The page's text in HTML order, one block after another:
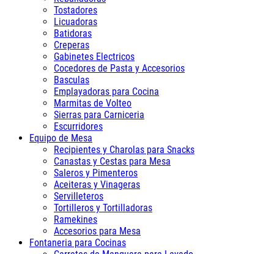
Tostadores
Licuadoras
Batidoras
Creperas
Gabinetes Electricos
Cocedores de Pasta y Accesorios
Basculas
Emplayadoras para Cocina
Marmitas de Volteo
Sierras para Carniceria
Escurridores
Equipo de Mesa
Recipientes y Charolas para Snacks
Canastas y Cestas para Mesa
Saleros y Pimenteros
Aceiteras y Vinageras
Servilleteros
Tortilleros y Tortilladoras
Ramekines
Accesorios para Mesa
Fontaneria para Cocinas